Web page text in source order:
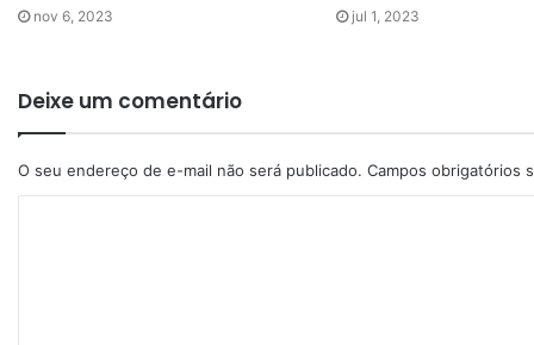
nov 6, 2023 jul 1, 2023
Deixe um comentário
O seu endereço de e-mail não será publicado. Campos obrigatórios